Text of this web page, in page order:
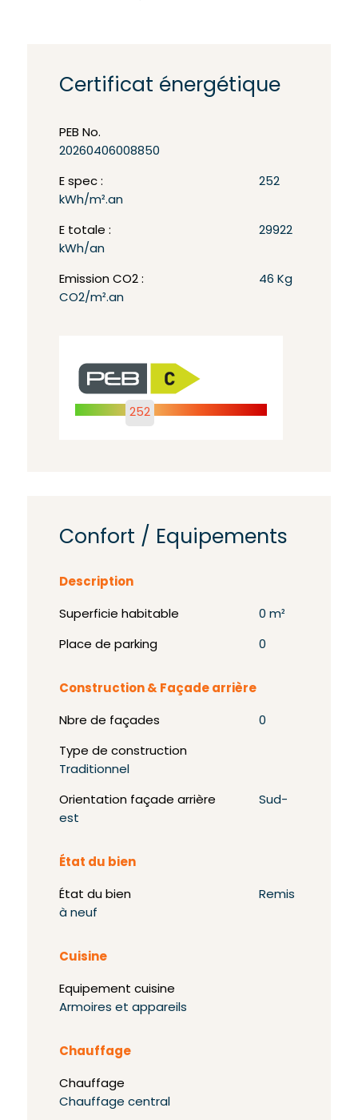
Certificat énergétique
PEB No.
20260406008850
E spec :
252
kWh/m².an
E totale :
29922
kWh/an
Emission CO2 :
46 Kg
CO2/m².an
252
Confort / Equipements
Description
Superficie habitable 0 m²
Place de parking 0
Construction & Façade arrière
Nbre de façades 0
Type de construction
Traditionnel
Orientation façade arrière
Sud-
est
État du bien
État du bien
Remis
à neuf
Cuisine
Equipement cuisine
Armoires et appareils
Chauffage
Chauffage
Chauffage central